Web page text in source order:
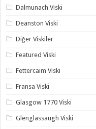
Dalmunach Viski
Deanston Viski
Diğer Viskiler
Featured Viski
Fettercaim Viski
Fransa Viski
Glasgow 1770 Viski
Glenglassaugh Viski